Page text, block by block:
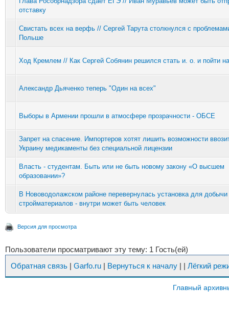
отставку
Свистать всех на верфь // Сергей Тарута столкнулся с
Польше
Ход Кремлем // Как Сергей Собянин решился стать и. о. и пойти
Александр Дьяченко теперь "Один на всех"
Выборы в Армении прошли в атмосфере прозрачности - ОБСЕ
Запрет на спасение. Импортеров хотят лишить возможности
Украину медикаменты без специальной лицензии
Власть - студентам. Быть или не быть новому закону «О высшем
образовании»?
В Нововодолажском районе перевернулась установка для добычи
стройматериалов - внутри может быть человек
Версия для просмотра
Пользователи просматривают эту тему: 1 Гость(ей)
Обратная связь | Garfo.ru | Вернуться к началу | | Лёгкий
Главный